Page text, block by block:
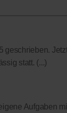
geschrieben.
statt. (...)
Aufgaben